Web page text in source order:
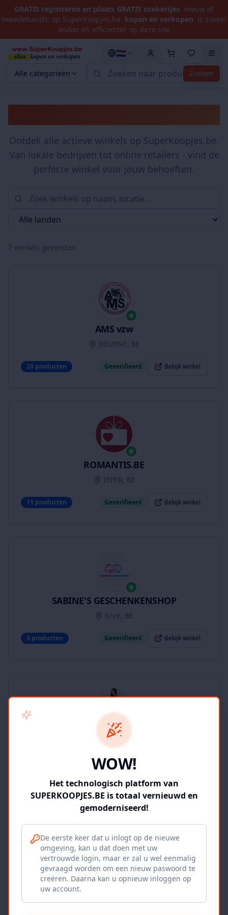
GRATIS registreren en plaats GRATIS zoekertjes nieuw of
tweedehands: op SuperKoopjes.be kopen en verkopen is zoveel
leuker en efficiënter op deze site
Alle categorieën Zoeken
🇳🇱
Ontdek alle actieve winkels op SuperKoopjes.be.
Van lokale bedrijven tot online retailers - vind de
perfecte winkel voor jouw behoeften.
7 winkels gevonden
AMS vzw
DEURNE, BE
20 producten Geverifieerd Bekijk winkel
ROMANTIS.BE
IEPER, BE
11 producten Geverifieerd Bekijk winkel
SABINE'S GESCHENKENSHOP
bree, BE
3 producten Geverifieerd Bekijk winkel
SUPERKOOPJES.BE
Geverifieerd
Iepers Kwartier
Ieper, BE
WOW!
Het technologisch platform van
SUPERKOOPJES.BE is totaal vernieuwd en
gemoderniseerd!
De eerste keer dat u inlogt op de nieuwe
omgeving, kan u dat doen met uw
vertrouwde login, maar er zal u wel eenmalig
gevraagd worden om een nieuw paswoord te
creëren. Daarna kan u opnieuw inloggen op
uw account.